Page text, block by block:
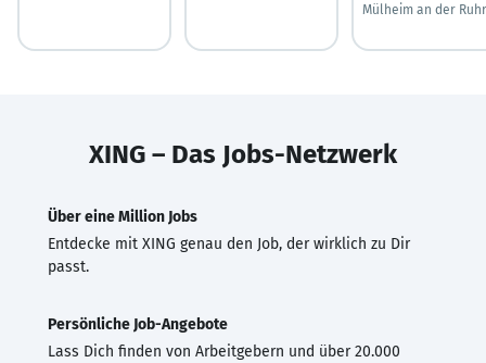
Mülheim an der Ruhr
XING – Das Jobs-Netzwerk
Über eine Million Jobs
Entdecke mit XING genau den Job, der wirklich zu Dir
passt.
Persönliche Job-Angebote
Lass Dich finden von Arbeitgebern und über 20.000